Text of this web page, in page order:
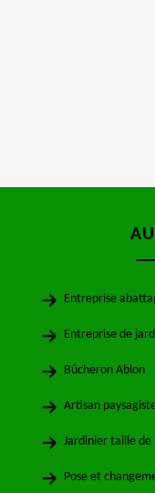
Entreprise
Entreprise de
Bûcheron Ablon
Artisan
Jardinier taille de
Pose et